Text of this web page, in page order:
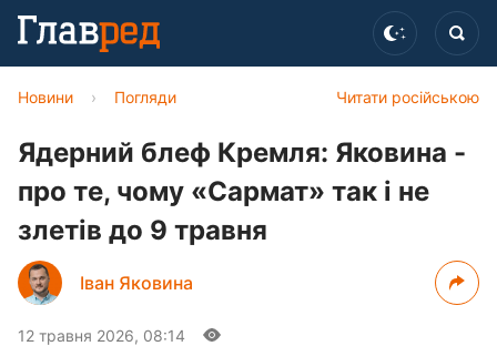
Читати російською
Новини › Погляди
Ядерний блеф Кремля: Яковина -
про те, чому «Сармат» так і не
злетів до 9 травня
Іван Яковина
12 травня 2026, 08:14